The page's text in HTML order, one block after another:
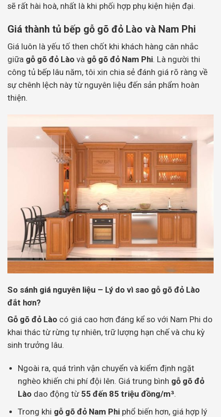
sẽ rất hài hoà, nhất là khi phối hợp phụ kiện hiện đại.
Giá thành tủ bếp gỗ gõ đỏ Lào và Nam Phi
Giá luôn là yếu tố then chốt khi khách hàng cân nhắc
giữa gỗ gõ đỏ Lào và gỗ gõ đỏ Nam Phi. Là người thi
công tủ bếp lâu năm, tôi xin chia sẻ đánh giá rõ ràng về
sự chênh lệch này từ nguyên liệu đến sản phẩm hoàn
thiện.
So sánh giá nguyên liệu – Lý do vì sao gỗ gõ đỏ Lào
đắt hơn?
Gỗ gõ đỏ Lào có giá cao hơn đáng kể so với Nam Phi do
khai thác từ rừng tự nhiên, trữ lượng hạn chế và chu kỳ
sinh trưởng lâu.
Ngoài ra, quá trình vận chuyển và kiểm định ngặt
nghèo khiến chi phí đội lên. Giá trung bình gỗ gõ đỏ
Làodao động từ 55 đến 85 triệu đồng/m³.
Trong khi gỗ gõ đỏ Nam Phiphổ biến hơn, giá hợp lý